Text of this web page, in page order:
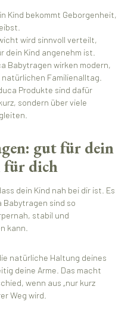
Kind bekommt Geborgenheit,
wird sinnvoll verteilt,
dein Kind angenehm ist.
Babytragen wirken modern,
Familienalltag.
Produkte sind dafür
sondern über viele
gut für dein
für dich
dein Kind nah bei dir ist. Es
Babytragen sind so
stabil und
kann.
natürliche Haltung deines
deine Arme. Das macht
wenn aus „nur kurz
Weg wird.